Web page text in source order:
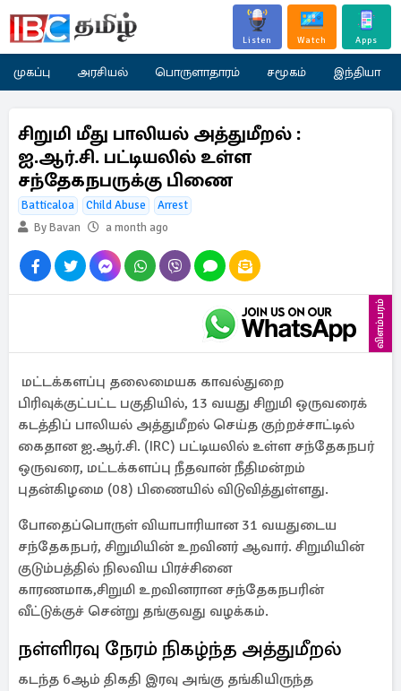
Listen Watch Apps
முகப்பு அரசியல் பொருளாதாரம் சமூகம் இந்தியா
சிறுமி மீது பாலியல் அத்துமீறல் :
ஐ.ஆர்.சி. பட்டியலில் உள்ள
சந்தேகநபருக்கு பிணை
Batticaloa Child Abuse
Arrest
By Bavan
a month ago
விளம்பரம்
மட்டக்களப்பு தலைமையக காவல்துறை
பிரிவுக்குட்பட்ட பகுதியில், 13 வயது சிறுமி ஒருவரைக்
கடத்திப் பாலியல் அத்துமீறல் செய்த குற்றச்சாட்டில்
கைதான ஐ.ஆர்.சி. (IRC) பட்டியலில் உள்ள சந்தேகநபர்
ஒருவரை, மட்டக்களப்பு நீதவான் நீதிமன்றம்
புதன்கிழமை (08) பிணையில் விடுவித்துள்ளது.
போதைப்பொருள் வியாபாரியான 31 வயதுடைய
சந்தேகநபர், சிறுமியின் உறவினர் ஆவார். சிறுமியின்
குடும்பத்தில் நிலவிய பிரச்சினை
காரணமாக,சிறுமி உறவினரான சந்தேகநபரின்
வீட்டுக்குச் சென்று தங்குவது வழக்கம்.
நள்ளிரவு நேரம் நிகழ்ந்த அத்துமீறல்
கடந்த 6ஆம் திகதி இரவு அங்கு தங்கியிருந்த